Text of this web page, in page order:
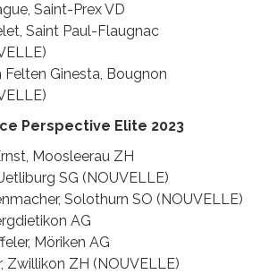
Saint-Prex VD
Saint Paul-Flaugnac
Felten Ginesta, Bougnon
Perspective Elite 2023
Moosleerau ZH
SG (NOUVELLE)
Solothurn SO (NOUVELLE)
AG
Möriken AG
Zwillikon ZH (NOUVELLE)